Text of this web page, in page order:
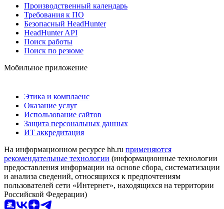
Производственный календарь
Требования к ПО
Безопасный HeadHunter
HeadHunter API
Поиск работы
Поиск по резюме
Мобильное приложение
Этика и комплаенс
Оказание услуг
Использование сайтов
Защита персональных данных
ИТ аккредитация
На информационном ресурсе hh.ru применяются
рекомендательные технологии (информационные технологии
предоставления информации на основе сбора, систематизации
и анализа сведений, относящихся к предпочтениям
пользователей сети «Интернет», находящихся на территории
Российской Федерации)